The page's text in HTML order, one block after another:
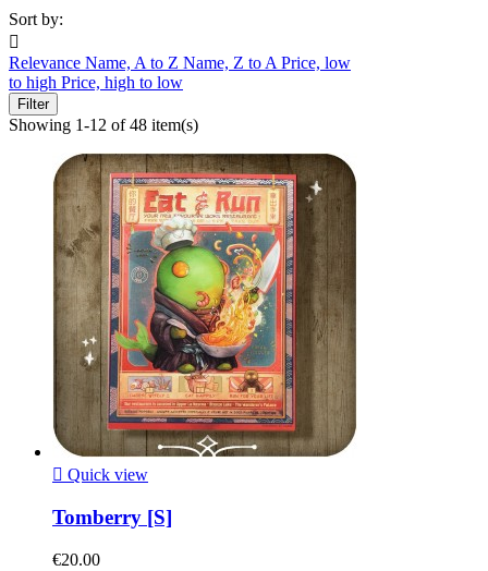
Sort by:

Relevance Name, A to Z Name, Z to A Price, low
to high Price, high to low
Filter
Showing 1-12 of 48 item(s)
 Quick view
Tomberry [S]
€20.00